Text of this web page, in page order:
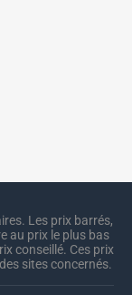
Les prix barrés,
au prix le plus bas
conseillé. Ces prix
sites concernés.